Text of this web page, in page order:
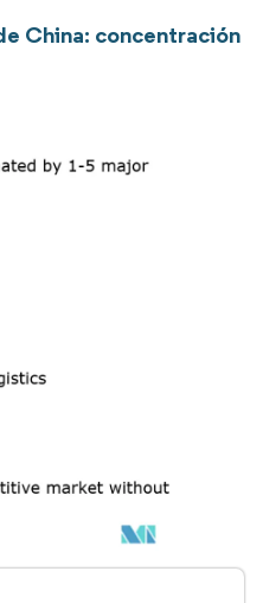
China: concentración